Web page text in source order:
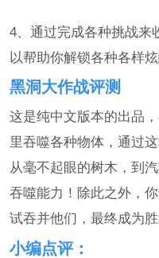
4、通过完成各种挑战来
以帮助你解锁各种各样炫
黑洞大作战评测
这是纯中文版本的出品
里吞噬各种物体，通过
从毫不起眼的树木，到
吞噬能力！除此之外，
试吞并他们，最终成为胜
小编点评：